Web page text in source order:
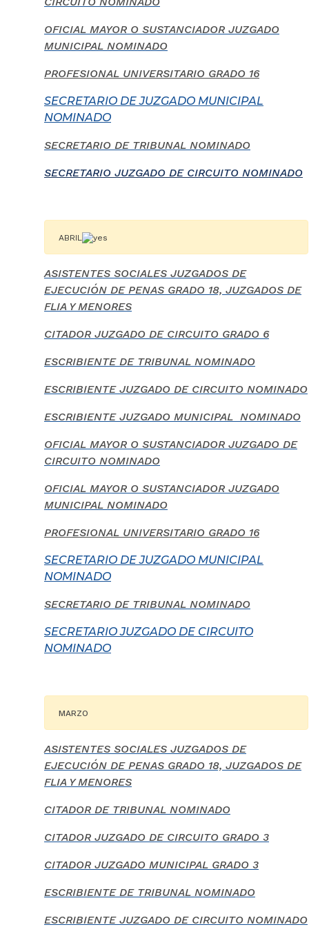
OFICIAL MAYOR O SUSTANCIADOR JUZGADO
MUNICIPAL NOMINADO
PROFESIONAL UNIVERSITARIO GRADO 16
SECRETARIO DE JUZGADO MUNICIPAL
NOMINADO
SECRETARIO DE TRIBUNAL NOMINADO
SECRETARIO JUZGADO DE CIRCUITO NOMINADO
ABRIL
ASISTENTES SOCIALES JUZGADOS DE
EJECUCIÓN DE PENAS GRADO 18, JUZGADOS DE
FLIA Y MENORES
CITADOR JUZGADO DE CIRCUITO GRADO 6
ESCRIBIENTE DE TRIBUNAL NOMINADO
ESCRIBIENTE JUZGADO DE CIRCUITO NOMINADO
ESCRIBIENTE JUZGADO MUNICIPAL NOMINADO
OFICIAL MAYOR O SUSTANCIADOR JUZGADO DE
CIRCUITO NOMINADO
OFICIAL MAYOR O SUSTANCIADOR JUZGADO
MUNICIPAL NOMINADO
PROFESIONAL UNIVERSITARIO GRADO 16
SECRETARIO DE JUZGADO MUNICIPAL
NOMINADO
SECRETARIO DE TRIBUNAL NOMINADO
SECRETARIO JUZGADO DE CIRCUITO
NOMINADO
MARZO
ASISTENTES SOCIALES JUZGADOS DE
EJECUCIÓN DE PENAS GRADO 18, JUZGADOS DE
FLIA Y MENORES
CITADOR DE TRIBUNAL NOMINADO
CITADOR JUZGADO DE CIRCUITO GRADO 3
CITADOR JUZGADO MUNICIPAL GRADO 3
ESCRIBIENTE DE TRIBUNAL NOMINADO
ESCRIBIENTE JUZGADO DE CIRCUITO NOMINADO